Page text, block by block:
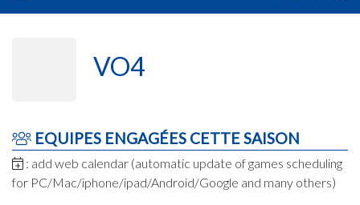
VO4
EQUIPES ENGAGÉES CETTE SAISON
: add web calendar (automatic update of games scheduling
for PC/Mac/iphone/ipad/Android/Google and many others)